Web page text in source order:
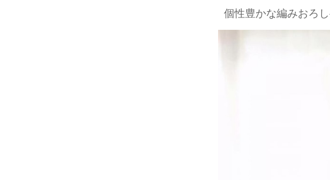
個性豊かな編みおろ